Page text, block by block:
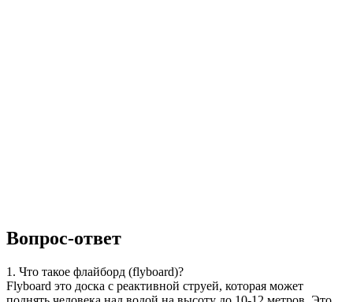
Вопрос-ответ
1. Что такое флайборд (flyboard)?
Flyboard это доска с реактивной струей, которая может